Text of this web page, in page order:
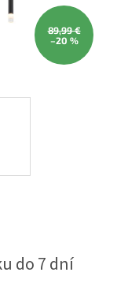
89,99 €
–20 %
do 7 dní